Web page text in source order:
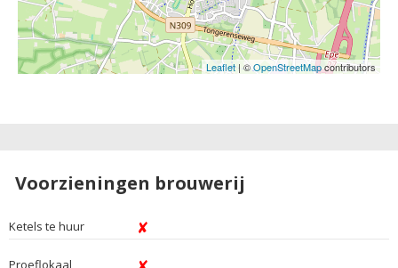
Leaflet| ©OpenStreetMapcontributors
Voorzieningen brouwerij
Ketels te huur
Proeflokaal